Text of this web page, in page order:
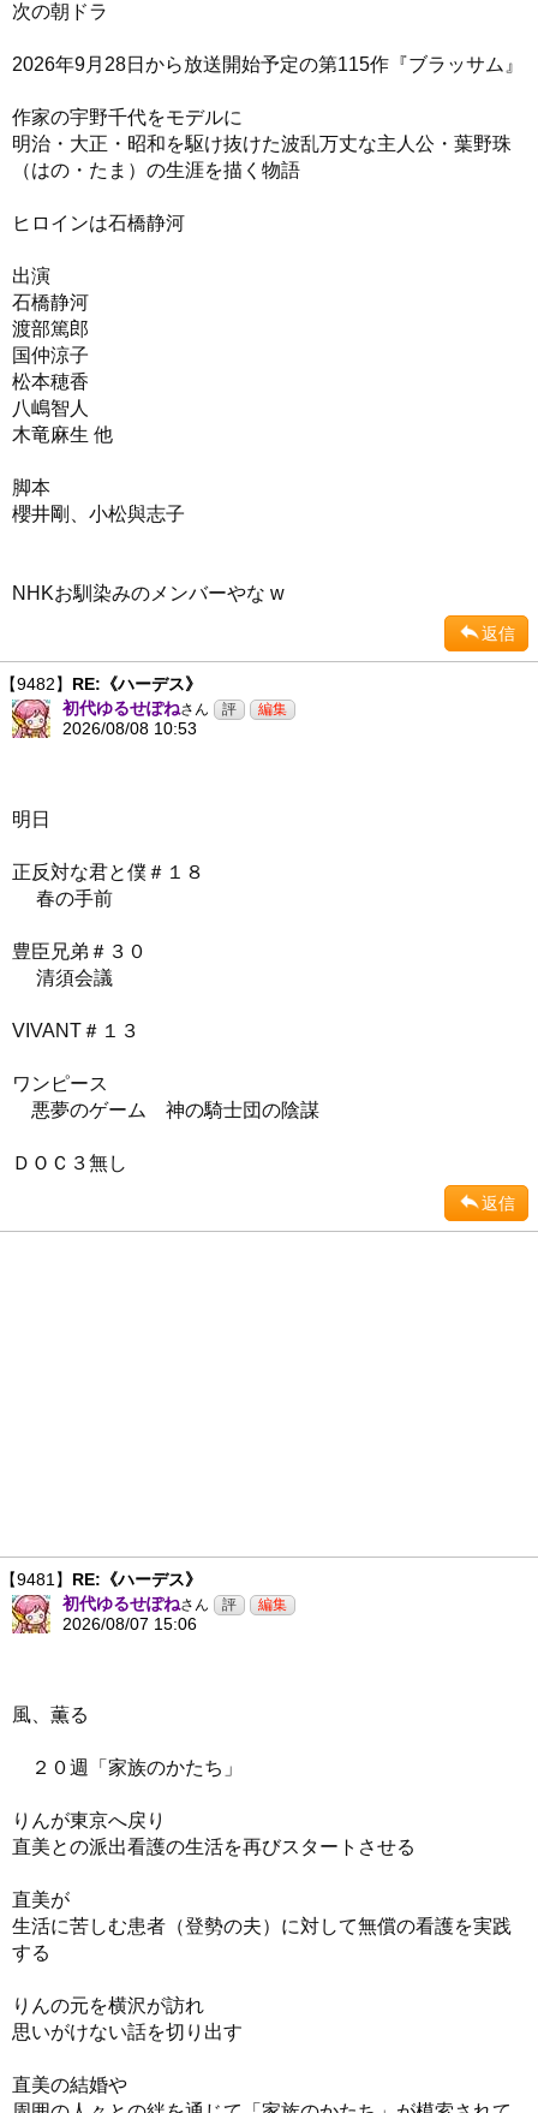
次の朝ドラ
2026年9月28日から放送開始予定の第115作『ブラッサム』
作家の宇野千代をモデルに
明治・大正・昭和を駆け抜けた波乱万丈な主人公・葉野珠
（はの・たま）の生涯を描く物語
ヒロインは石橋静河
出演
石橋静河
渡部篤郎
国仲涼子
松本穂香
八嶋智人
木竜麻生 他
脚本
櫻井剛、小松與志子
NHKお馴染みのメンバーやな w
返信
【9482】 RE:《ハーデス》
初代ゆるせぽねさん
2026/08/08 10:53
明日
正反対な君と僕＃１８
春の手前
豊臣兄弟＃３０
清須会議
VIVANT＃１３
ワンピース
悪夢のゲーム 神の騎士団の陰謀
ＤＯＣ３無し
返信
【9481】 RE:《ハーデス》
初代ゆるせぽねさん
2026/08/07 15:06
風、薫る
２０週「家族のかたち」
りんが東京へ戻り
直美との派出看護の生活を再びスタートさせる
直美が
生活に苦しむ患者（登勢の夫）に対して無償の看護を実践
する
りんの元を横沢が訪れ
思いがけない話を切り出す
直美の結婚や